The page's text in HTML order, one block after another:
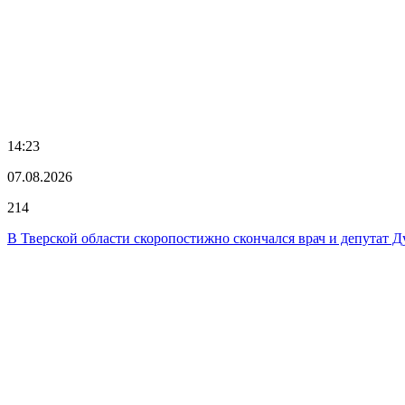
14:23
07.08.2026
214
В Тверской области скоропостижно скончался врач и депутат